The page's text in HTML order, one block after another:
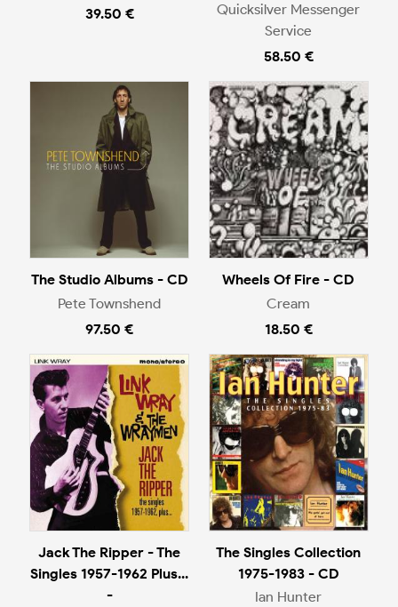
39.50 €
Quicksilver Messenger
Service
58.50 €
The Studio Albums - CD
Pete Townshend
97.50 €
Wheels Of Fire - CD
Cream
18.50 €
Jack The Ripper - The
Singles 1957-1962 Plus...
-
The Singles Collection
1975-1983 - CD
Ian Hunter